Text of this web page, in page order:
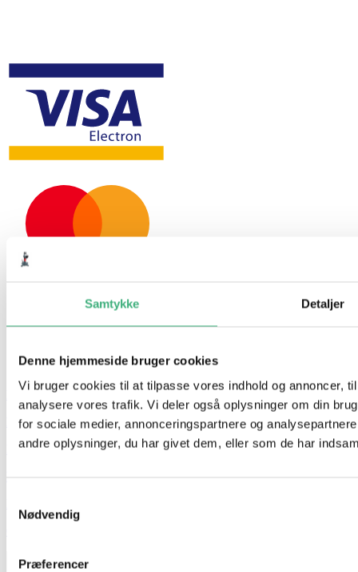
Samtykke Detaljer
Denne hjemmeside bruger cookies
Vi bruger cookies til at tilpasse vores indhold og annoncer,
analysere vores trafik. Vi deler også oplysninger om din
for sociale medier, annonceringspartnere og
andre oplysninger, du har givet dem, eller som de har
Nødvendig
Præferencer
Hvem er vi
Kontakt
Booking